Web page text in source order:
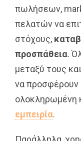
πωλήσεων,
πελατών να
στόχους,
προσπάθεια.
μεταξύ τους
να προσφέρουν
ολοκληρωμένη
εμπειρία.